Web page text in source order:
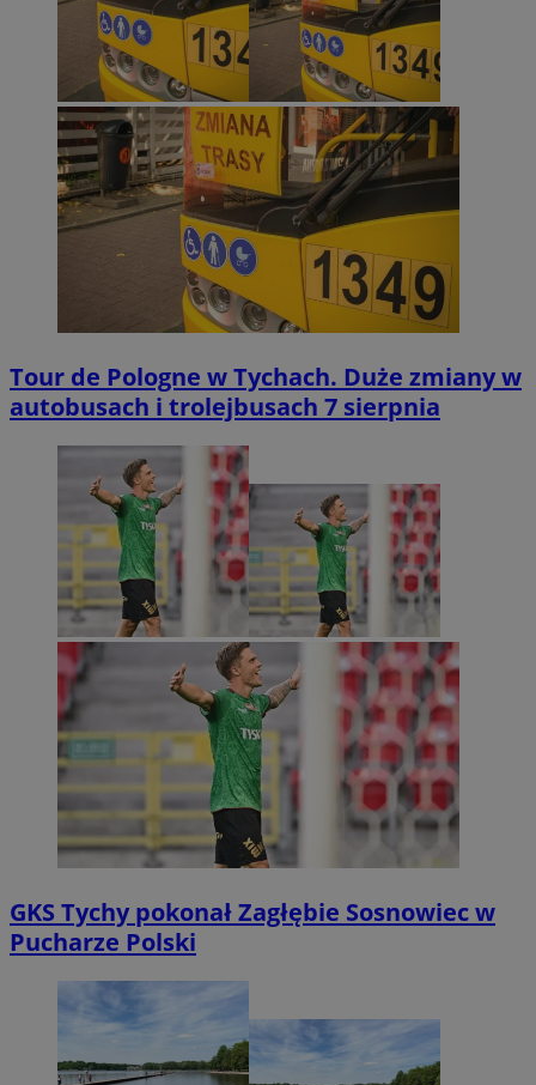
Tour de Pologne w Tychach. Duże zmiany w
autobusach i trolejbusach 7 sierpnia
GKS Tychy pokonał Zagłębie Sosnowiec w
Pucharze Polski